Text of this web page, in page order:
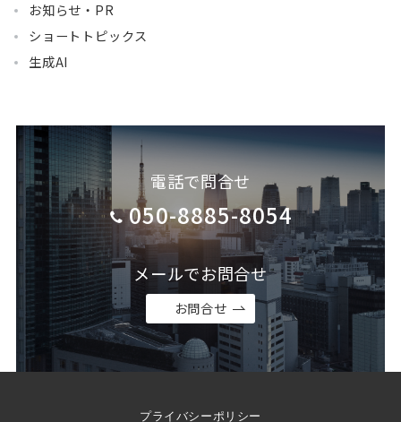
お知らせ・PR
ショートトピックス
生成AI
電話で問合せ
050-8885-8054
メールでお問合せ
お問合せ
プライバシーポリシー